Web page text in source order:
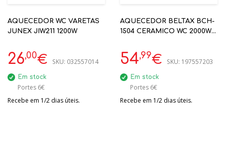
AQUECEDOR WC VARETAS
JUNEX JIW211 1200W
26,00€ SKU: 032557014
Em stock
Portes 6€
Recebe em 1/2 dias úteis.
AQUECEDOR BELTAX BCH-
1504 CERAMICO WC 2000W
54,99€ SKU: 197557203
Em stock
Portes 6€
Recebe em 1/2 dias úteis.